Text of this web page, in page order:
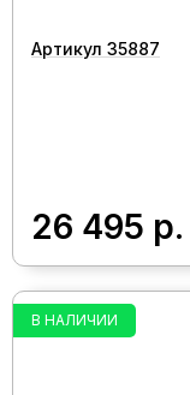
Артикул 35887
26 495 р.
В НАЛИЧИИ